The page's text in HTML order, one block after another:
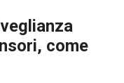
come